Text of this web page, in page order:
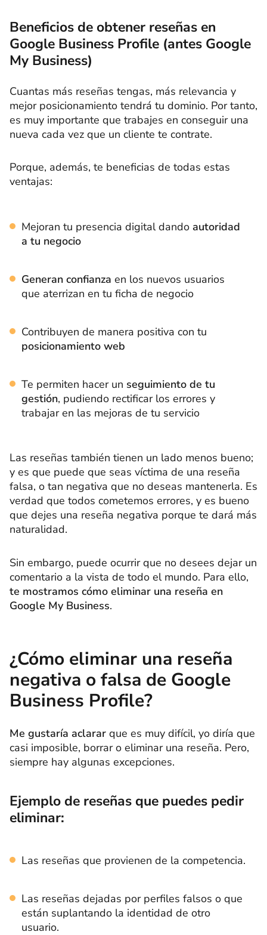
Beneficios de obtener reseñas en
Google Business Profile (antes Google
My Business)
Cuantas más reseñas tengas, más relevancia y
mejor posicionamiento tendrá tu dominio. Por tanto,
es muy importante que trabajes en conseguir una
nueva cada vez que un cliente te contrate.
Porque, además, te beneficias de todas estas
ventajas:
Mejoran tu presencia digital dando autoridad
a tu negocio
Generan confianza en los nuevos usuarios
que aterrizan en tu ficha de negocio
Contribuyen de manera positiva con tu
posicionamiento web
Te permiten hacer un seguimiento de tu
gestión, pudiendo rectificar los errores y
trabajar en las mejoras de tu servicio
Las reseñas también tienen un lado menos bueno;
y es que puede que seas víctima de una reseña
falsa, o tan negativa que no deseas mantenerla. Es
verdad que todos cometemos errores, y es bueno
que dejes una reseña negativa porque te dará más
naturalidad.
Sin embargo, puede ocurrir que no desees dejar un
comentario a la vista de todo el mundo. Para ello,
te mostramos cómo eliminar una reseña en
Google My Business.
¿Cómo eliminar una reseña
negativa o falsa de Google
Business Profile?
Me gustaría aclarar que es muy difícil, yo diría que
casi imposible, borrar o eliminar una reseña. Pero,
siempre hay algunas excepciones.
Ejemplo de reseñas que puedes pedir
eliminar:
Las reseñas que provienen de la competencia.
Las reseñas dejadas por perfiles falsos o que
están suplantando la identidad de otro
usuario.